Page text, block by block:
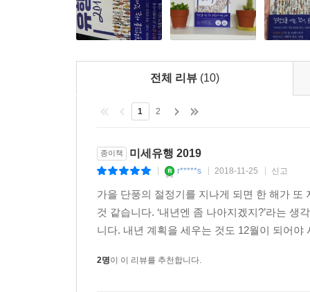
할까? 이는 바로 5가지 가능성을 통해 이해해볼 수
첫째, ‘사람의 본능과 욕구의 충족’이다. 우리가
본능과 욕구는 지우고 싶어도 지울 수 없는 화석
있다. 둘째, ‘현 상태의 전환과 변화’이다. 변화
소비이건, 대중문화의 발현이건 어떤 형태로든 나
조합되고 있다. 독점적인 기술력과 서비스도
넷째, ‘적절한 인지도’이다. 아무리 새롭고 혁
인지도는 별로 중요하지 않다. 트렌드와 유행은
작은 유행일지라도 트렌드가 된다면 다양한 방
가능한 이야기이다.
하지만 미세유행의 시대를 살고 있는 오늘날,
전체 리뷰 (10)
1 2
종이책 미세유행 2019
r*****s 2018-11-25 신고
가을 단풍의 절정기를 지나게 되면 한 해가
것 같습니다. ‘내년엔 좀 나아지겠지?’라는 생
니다. 내년 계획을 세우는 것도 12월이 되어
2명이 이 리뷰를 추천합니다.